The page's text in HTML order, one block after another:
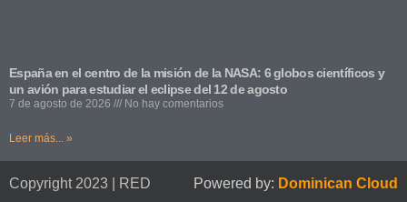
España en el centro de la misión de la NASA: 6 globos científicos y
un avión para estudiar el eclipse del 12 de agosto
7 de agosto de 2026 No hay comentarios
Leer más... »
Copyright 2023 | RED
Powered by: Dominican Cloud